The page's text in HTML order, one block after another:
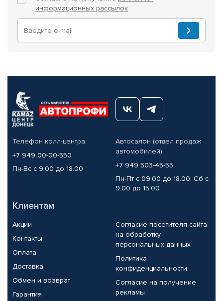
информационных рассылок
Телефон колл-центра
+7 949 00-00-550
Пн-Вс с 9.00 до 18.00
Автосалон (отдел продаж
автомобилей)
+7 949 503-45-55
Пн-Пт с 09.00 до 18.00, Сб с
9.00 до 15.00
Клиентам
Акции
Контакты
Оплата
Доставка
Обмен и возврат
Гарантия
Согласие посетителя сайта
на обработку
персональных данных
Политика
конфиденциальности
Согласие на получение
рекламы